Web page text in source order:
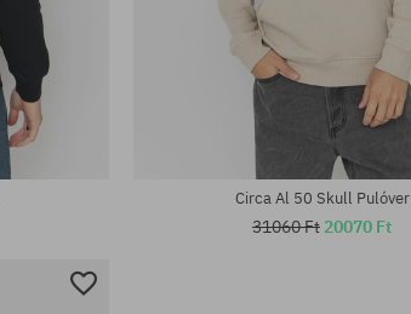
Elérhető méretek:
Circa Al 50 Skull Pulóver
31060 Ft 20070 Ft